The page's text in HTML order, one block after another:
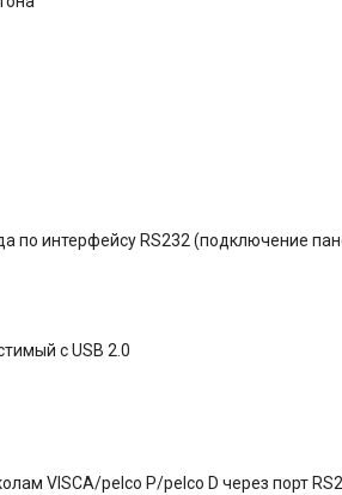
по интерфейсу RS232 (подключение
с USB 2.0
VISCA/pelco P/pelco D через порт